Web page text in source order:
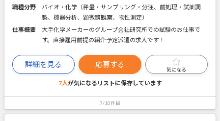
職種分野
バイオ・化学（秤量・サンプリング・分注、前処理・試薬調
製、機器分析、顕微鏡観察、物性測定）
仕事概要
大手化学メーカーのグループ会社研究所での試験のお仕事で
す。直接雇用前提の紹介予定派遣の求人です！
詳細を見る 応募する
気になる
7人が気になるリストに保存しています
7/10件目